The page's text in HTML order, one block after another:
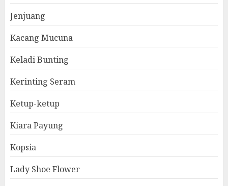
Jenjuang
Kacang Mucuna
Keladi Bunting
Kerinting Seram
Ketup-ketup
Kiara Payung
Kopsia
Lady Shoe Flower